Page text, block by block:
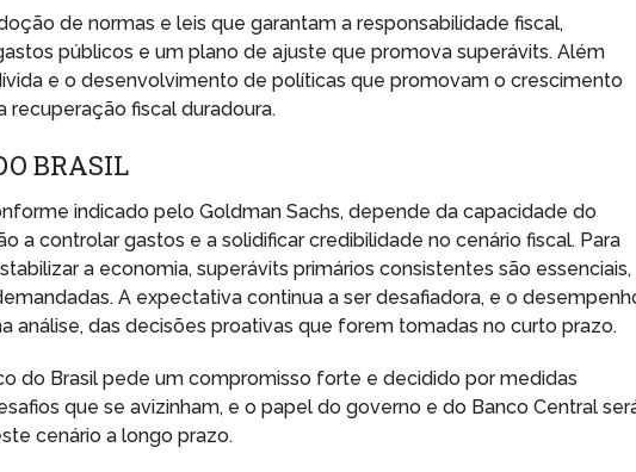
de normas e leis que garantam a responsabilidade fiscal,
públicos e um plano de ajuste que promova superávits. Além
e o desenvolvimento de políticas que promovam o crescimento
recuperação fiscal duradoura.
BRASIL
indicado pelo Goldman Sachs, depende da capacidade do
a controlar gastos e a solidificar credibilidade no cenário fiscal. Para
a economia, superávits primários consistentes são essenciais,
A expectativa continua a ser desafiadora, e o
análise, das decisões proativas que forem tomadas no curto prazo.
do Brasil pede um compromisso forte e decidido por medidas
que se avizinham, e o papel do governo e do Banco Central
cenário a longo prazo.